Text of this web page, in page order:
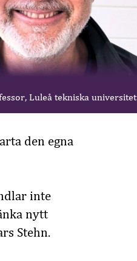
Luleå tekniska universitet
den egna
inte
nytt
Stehn.